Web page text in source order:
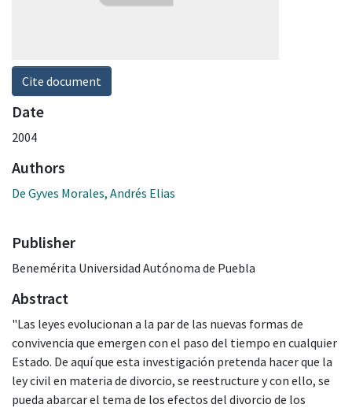
Cite document
Date
2004
Authors
De Gyves Morales, Andrés Elias
Publisher
Benemérita Universidad Autónoma de Puebla
Abstract
"Las leyes evolucionan a la par de las nuevas formas de
convivencia que emergen con el paso del tiempo en cualquier
Estado. De aquí que esta investigación pretenda hacer que la
ley civil en materia de divorcio, se reestructure y con ello, se
pueda abarcar el tema de los efectos del divorcio de los